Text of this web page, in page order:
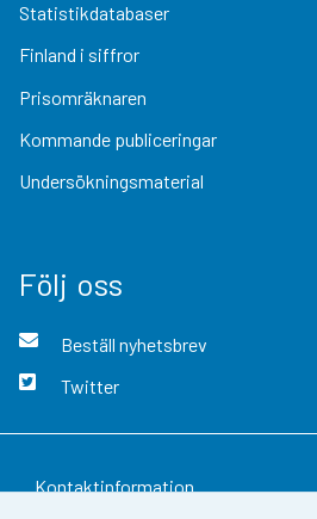
Statistikdatabaser
Finland i siffror
Prisomräknaren
Kommande publiceringar
Undersökningsmaterial
Följ oss
Beställ nyhetsbrev
Twitter
Kontaktinformation